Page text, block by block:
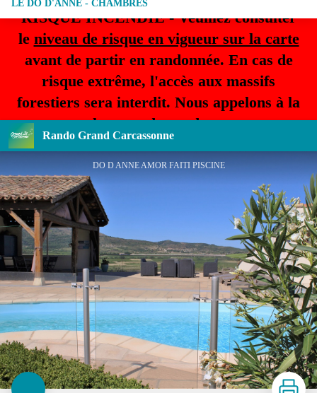
RISQUE INCENDIE - Veuillez consulter
le niveau de risque en vigueur sur la carte
avant de partir en randonnée. En cas de
risque extrême, l'accès aux massifs
forestiers sera interdit. Nous appelons à la
plus grande prudence.
Rando Grand Carcassonne
LE DO D'ANNE - CHAMBRES
DO D ANNE AMOR FAITI PISCINE
Imprimer